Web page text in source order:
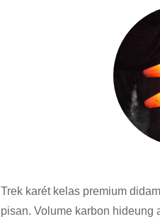
Trek karét kelas premium
pisan. Volume karbon hideung